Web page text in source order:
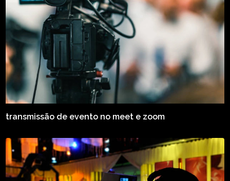
transmissão de evento no meet e zoom